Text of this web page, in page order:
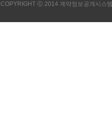
COPYRIGHT ⓒ 2014 계약정보공개시스